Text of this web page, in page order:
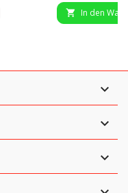
 In den


